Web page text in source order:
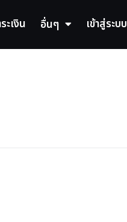
ะเงิน อื่นๆ เข้าสู่ระบบ